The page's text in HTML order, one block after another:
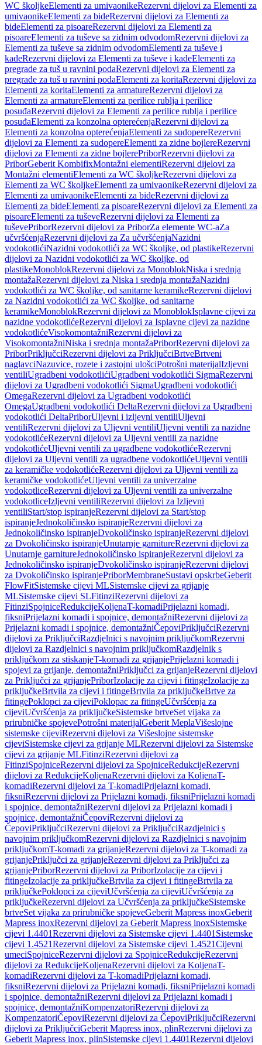
WC školjkeElementi za umivaonikeRezervni dijelovi za Elementi za
umivaonikeElementi za bideRezervni dijelovi za Elementi za
bideElementi za pisoareRezervni dijelovi za Elementi za
pisoareElementi za tuševe sa zidnim odvodomRezervni dijelovi za
Elementi za tuševe sa zidnim odvodomElementi za tuševe i
kadeRezervni dijelovi za Elementi za tuševe i kadeElementi za
pregrade za tuš u ravnini podaRezervni dijelovi za Elementi za
pregrade za tuš u ravnini podaElementi za koritaRezervni dijelovi za
Elementi za koritaElementi za armatureRezervni dijelovi za
Elementi za armatureElementi za perilice rublja i perilice
posuđaRezervni dijelovi za Elementi za perilice rublja i perilice
posuđaElementi za konzolna opterećenjaRezervni dijelovi za
Elementi za konzolna opterećenjaElementi za sudopereRezervni
dijelovi za Elementi za sudopereElementi za zidne bojlereRezervni
dijelovi za Elementi za zidne bojlerePriborRezervni dijelovi za
PriborGeberit KombifixMontažni elementiRezervni dijelovi za
Montažni elementiElementi za WC školjkeRezervni dijelovi za
Elementi za WC školjkeElementi za umivaonikeRezervni dijelovi za
Elementi za umivaonikeElementi za bideRezervni dijelovi za
Elementi za bideElementi za pisoareRezervni dijelovi za Elementi za
pisoareElementi za tuševeRezervni dijelovi za Elementi za
tuševePriborRezervni dijelovi za PriborZa elemente WC-aZa
učvršćenjaRezervni dijelovi za Za učvršćenjaNazidni
vodokotlićiNazidni vodokotlići za WC školjke, od plastikeRezervni
dijelovi za Nazidni vodokotlići za WC školjke, od
plastikeMonoblokRezervni dijelovi za MonoblokNiska i srednja
montažaRezervni dijelovi za Niska i srednja montažaNazidni
vodokotlići za WC školjke, od sanitarne keramikeRezervni dijelovi
za Nazidni vodokotlići za WC školjke, od sanitarne
keramikeMonoblokRezervni dijelovi za MonoblokIsplavne cijevi za
nazidne vodokotlićeRezervni dijelovi za Isplavne cijevi za nazidne
vodokotlićeVisokomontažniRezervni dijelovi za
VisokomontažniNiska i srednja montažaPriborRezervni dijelovi za
PriborPriključciRezervni dijelovi za PriključciBrtveBrtveni
naglavciNazuvice, rozete i zastojni ulošciPotrošni materijalIzljevni
ventiliUgradbeni vodokotlićiUgradbeni vodokotlići SigmaRezervni
dijelovi za Ugradbeni vodokotlići SigmaUgradbeni vodokotlići
OmegaRezervni dijelovi za Ugradbeni vodokotlići
OmegaUgradbeni vodokotlići DeltaRezervni dijelovi za Ugradbeni
vodokotlići DeltaPriborUljevni i izljevni ventiliUljevni
ventiliRezervni dijelovi za Uljevni ventiliUljevni ventili za nazidne
vodokotlićeRezervni dijelovi za Uljevni ventili za nazidne
vodokotlićeUljevni ventili za ugradbene vodokotlićeRezervni
dijelovi za Uljevni ventili za ugradbene vodokotlićeUljevni ventili
za keramičke vodokotlićeRezervni dijelovi za Uljevni ventili za
keramičke vodokotlićeUljevni ventili za univerzalne
vodokotliceRezervni dijelovi za Uljevni ventili za univerzalne
vodokotliceIzljevni ventiliRezervni dijelovi za Izljevni
ventiliStart/stop ispiranjeRezervni dijelovi za Start/stop
ispiranjeJednokoličinsko ispiranjeRezervni dijelovi za
Jednokoličinsko ispiranjeDvokoličinsko ispiranjeRezervni dijelovi
za Dvokoličinsko ispiranjeUnutarnje garnitureRezervni dijelovi za
Unutarnje garnitureJednokoličinsko ispiranjeRezervni dijelovi za
Jednokoličinsko ispiranjeDvokoličinsko ispiranjeRezervni dijelovi
za Dvokoličinsko ispiranjePriborMembraneSustavi opskrbeGeberit
FlowFitSistemske cijevi MLSistemske cijevi za grijanje
MLSistemske cijevi SLFitinziRezervni dijelovi za
FitinziSpojniceRedukcijeKoljenaT-komadiPrijelazni komadi,
fiksniPrijelazni komadi i spojnice, demontažniRezervni dijelovi za
Prijelazni komadi i spojnice, demontažniČepoviPriključciRezervni
dijelovi za PriključciRazdjelnici s navojnim priključkomRezervni
dijelovi za Razdjelnici s navojnim priključkomRazdjelnik s
priključkom za stiskanjeT-komadi za grijanjePrijelazni komadi i
spojevi za grijanje, demontažniPriključci za grijanjeRezervni dijelovi
za Priključci za grijanjePriborIzolacije za cijevi i fitingeIzolacije za
priključkeBrtvila za cijevi i fitingeBrtvila za priključkeBrtve za
fitingePoklopci za cijeviPoklopac za fitingeUčvršćenja za
cijeviUčvršćenja za priključkeSistemske brtveSet vijaka za
prirubničke spojevePotrošni materijalGeberit MeplaVišeslojne
sistemske cijeviRezervni dijelovi za Višeslojne sistemske
cijeviSistemske cijevi za grijanje MLRezervni dijelovi za Sistemske
cijevi za grijanje MLFitinziRezervni dijelovi za
FitinziSpojniceRezervni dijelovi za SpojniceRedukcijeRezervni
dijelovi za RedukcijeKoljenaRezervni dijelovi za KoljenaT-
komadiRezervni dijelovi za T-komadiPrijelazni komadi,
fiksniRezervni dijelovi za Prijelazni komadi, fiksniPrijelazni komadi
i spojnice, demontažniRezervni dijelovi za Prijelazni komadi i
spojnice, demontažniČepoviRezervni dijelovi za
ČepoviPriključciRezervni dijelovi za PriključciRazdjelnici s
navojnim priključkomRezervni dijelovi za Razdjelnici s navojnim
priključkomT-komadi za grijanjeRezervni dijelovi za T-komadi za
grijanjePriključci za grijanjeRezervni dijelovi za Priključci za
grijanjePriborRezervni dijelovi za PriborIzolacije za cijevi i
fitingeIzolacije za priključkeBrtvila za cijevi i fitingeBrtvila za
priključkePoklopci za cijeviUčvršćenja za cijeviUčvršćenja za
priključkeRezervni dijelovi za Učvršćenja za priključkeSistemske
brtveSet vijaka za prirubničke spojeveGeberit Mapress inoxGeberit
Mapress inoxRezervni dijelovi za Geberit Mapress inoxSistemske
cijevi 1.4401Rezervni dijelovi za Sistemske cijevi 1.4401 Sistemske
cijevi 1.4521Rezervni dijelovi za Sistemske cijevi 1.4521Cijevni
umeciSpojniceRezervni dijelovi za SpojniceRedukcijeRezervni
dijelovi za RedukcijeKoljenaRezervni dijelovi za KoljenaT-
komadiRezervni dijelovi za T-komadiPrijelazni komadi,
fiksniRezervni dijelovi za Prijelazni komadi, fiksniPrijelazni komadi
i spojnice, demontažniRezervni dijelovi za Prijelazni komadi i
spojnice, demontažniKompenzatoriRezervni dijelovi za
KompenzatoriČepoviRezervni dijelovi za ČepoviPriključciRezervni
dijelovi za PriključciGeberit Mapress inox, plinRezervni dijelovi za
Geberit Mapress inox, plinSistemske cijevi 1.4401Rezervni dijelovi